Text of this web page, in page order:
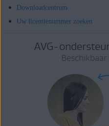
Downloadcentrum
Uw licentienummer zoeken
AVG-